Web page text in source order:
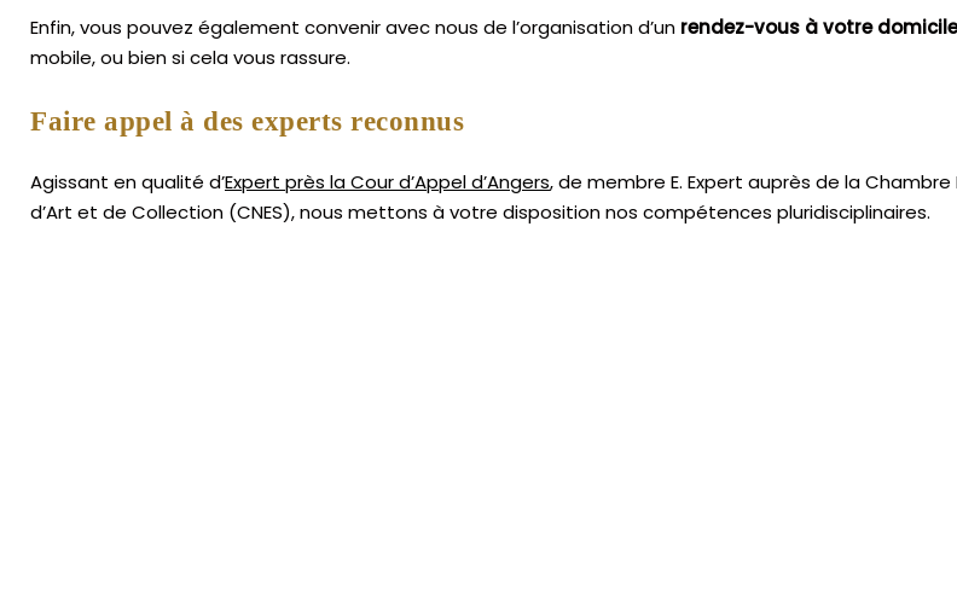
Enfin, vous pouvez également convenir avec nous de l’organisation d’un rendez-vous à votre
mobile, ou bien si cela vous rassure.
Faire appel à des experts reconnus
Agissant en qualité d’Expert près la Cour d’Appel d’Angers, de membre E. Expert auprès de laChambre
d’Art et de Collection (CNES),nous mettons à votre disposition nos compétences pluridisciplinaires.